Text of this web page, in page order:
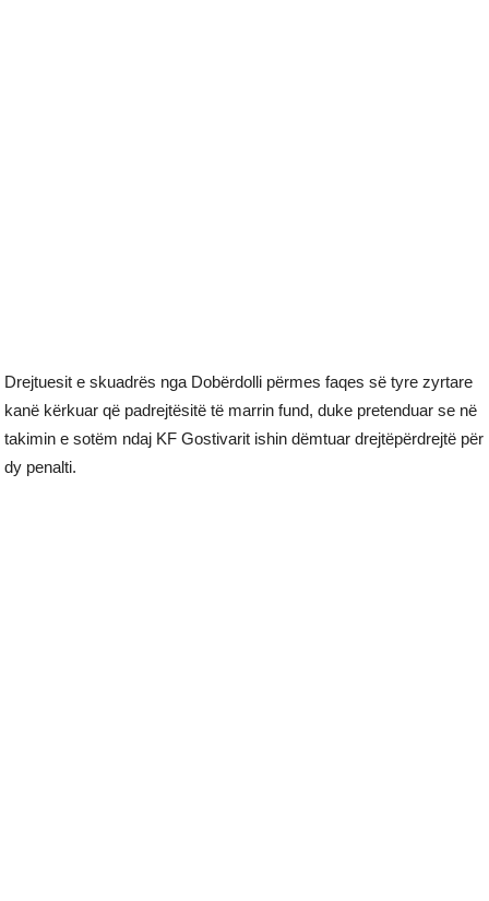
Drejtuesit e skuadrës nga Dobërdolli përmes faqes së tyre zyrtare
kanë kërkuar që padrejtësitë të marrin fund, duke pretenduar se në
takimin e sotëm ndaj KF Gostivarit ishin dëmtuar drejtëpërdrejtë për
dy penalti.